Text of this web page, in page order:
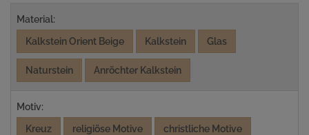
Material:
Kalkstein Orient Beige
Kalkstein Glas
Naturstein Anröchter Kalkstein
Motiv:
Kreuz
religiöse Motive christliche Motive